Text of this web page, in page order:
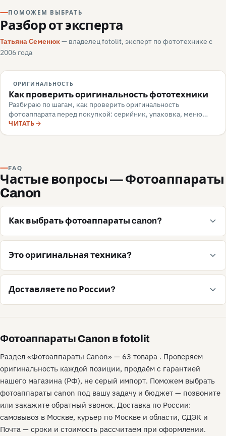
ПОМОЖЕМ ВЫБРАТЬ
Разбор от эксперта
Татьяна Семенюк— владелец fotolit, эксперт по фототехнике с
2006 года
ОРИГИНАЛЬНОСТЬ
Как проверить оригинальность фототехники
Разбираю по шагам, как проверить оригинальность
фотоаппарата перед покупкой: серийник, упаковка, меню
камеры, маркировка, документы — и какие красные флаги
говорят о подделке или сером импорте.
ЧИТАТЬ
FAQ
Частые вопросы — Фотоаппараты
Canon
Как выбрать фотоаппараты canon?
Это оригинальная техника?
Доставляете по России?
Фотоаппараты Canon в fotolit
Раздел «Фотоаппараты Canon» — 63 товара . Проверяем
оригинальность каждой позиции, продаём с гарантией
нашего магазина (РФ), не серый импорт. Поможем выбрать
фотоаппараты canon под вашу задачу и бюджет — позвоните
или закажите обратный звонок. Доставка по России:
самовывоз в Москве, курьер по Москве и области, СДЭК и
Почта — сроки и стоимость рассчитаем при оформлении.